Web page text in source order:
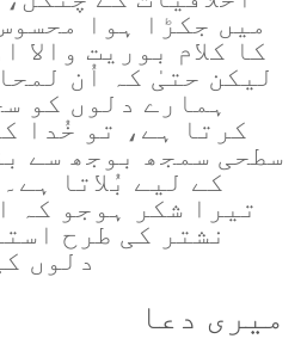
میں جکڑا ہوا
کا کلام بوریت
لیکن حتیٰ کہ اُن
ہمارے دلوں کو
کرتا ہے، تو خُدا
سطحی سمجھ بوجھ سے
کے لیے بُلاتا
تیرا شکر ہوجو کہ
نشتر کی طرح
دلوں
میری دعا